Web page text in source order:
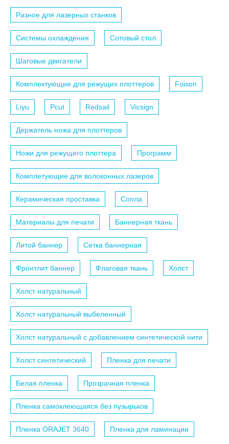
Разное для лазерных станков
Системы охлаждения Сотовый стол
Шаговые двигатели
Комплектующие для режущих плоттеров Foison
Liyu Pcut Redsail Vicsign
Держатель ножа для плоттеров
Ножи для режущего плоттера Программ
Комплетующие для волоконных лазеров
Керамическая проставка Сопла
Материалы для печати Баннерная ткань
Литой баннер Сетка баннерная
Фронтлит баннер Флаговая ткань Холст
Холст натуральный
Холст натуральный выбеленный
Холст натуральный с добавлением синтетической нити
Холст синтетический Пленка для печати
Белая пленка Прозрачная пленка
Пленка самоклеющаяся без пузырьков
Пленка ORAJET 3640 Пленка для ламинации